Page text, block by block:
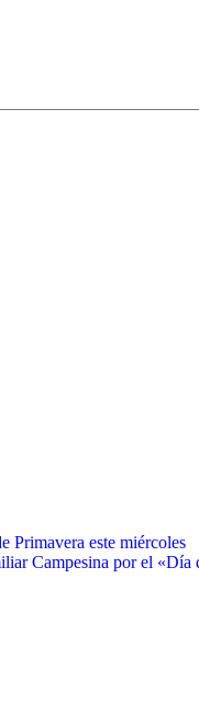
Primavera este miércoles
Campesina por el «Día